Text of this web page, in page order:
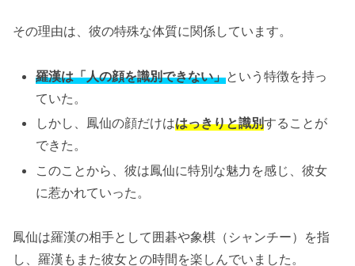
その理由は、彼の特殊な体質に関係しています。
羅漢は「人の顔を識別できない」という特徴を持っ
ていた。
しかし、鳳仙の顔だけははっきりと識別することが
できた。
このことから、彼は鳳仙に特別な魅力を感じ、彼女
に惹かれていった。
鳳仙は羅漢の相手として囲碁や象棋（シャンチー）を指
し、羅漢もまた彼女との時間を楽しんでいました。